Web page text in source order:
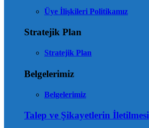
Üye İlişkileri Politikamız
Stratejik Plan
Stratejik Plan
Belgelerimiz
Belgelerimiz
Talep ve Şikayetlerin İletilmesi